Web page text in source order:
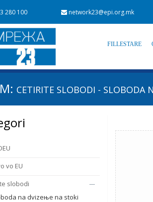
280 100 network23@epi.org.mk
FILLESTARE
CETIRITE SLOBODI - SLOBODA
vo EU
slobodi
na dvizeњe na stoki